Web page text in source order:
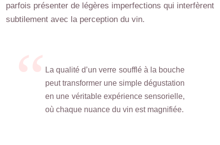
parfois présenter de légères imperfections qui interfèrent
subtilement avec la perception du vin.
La qualité d’un verre soufflé à la bouche
peut transformer une simple dégustation
en une véritable expérience sensorielle,
où chaque nuance du vin est magnifiée.